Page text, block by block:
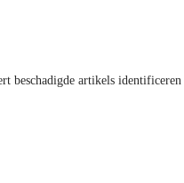
beschadigde artikels identificeren